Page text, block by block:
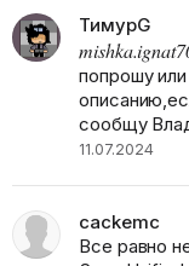
ТимурG
попрошу
сообщу
11.07.2024
cackemc
Все равно